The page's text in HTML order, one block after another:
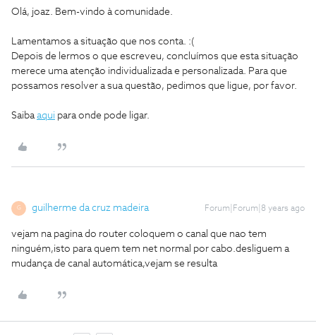
Olá, joaz. Bem-vindo à comunidade.
Lamentamos a situação que nos conta. :(
Depois de lermos o que escreveu, concluímos que esta situação
merece uma atenção individualizada e personalizada. Para que
possamos resolver a sua questão, pedimos que ligue, por favor.
Saiba aqui para onde pode ligar.
G guilherme da cruz madeira Forum|Forum|8 years ago
vejam na pagina do router coloquem o canal que nao tem
ninguém,isto para quem tem net normal por cabo.desliguem a
mudança de canal automática,vejam se resulta